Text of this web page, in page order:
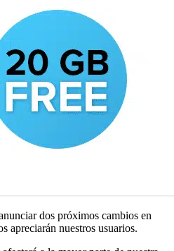
dos próximos cambios en
apreciarán nuestros usuarios.